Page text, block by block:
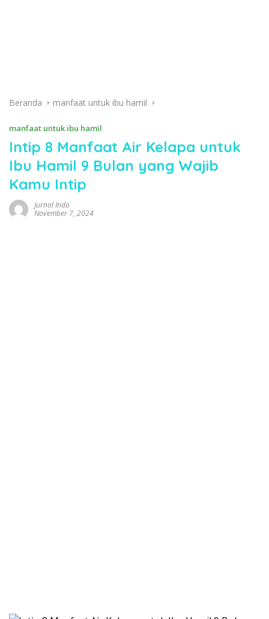
Beranda manfaat untuk ibu hamil
manfaat untuk ibu hamil
Intip 8 Manfaat Air Kelapa untuk
Ibu Hamil 9 Bulan yang Wajib
Kamu Intip
Jurnal Indo
November 7, 2024